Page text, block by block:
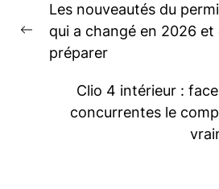
de
l’article
Previous
post:
Les nouveautés du
qui a changé en 2026
préparer
Clio 4 intérieur :
concurrentes le